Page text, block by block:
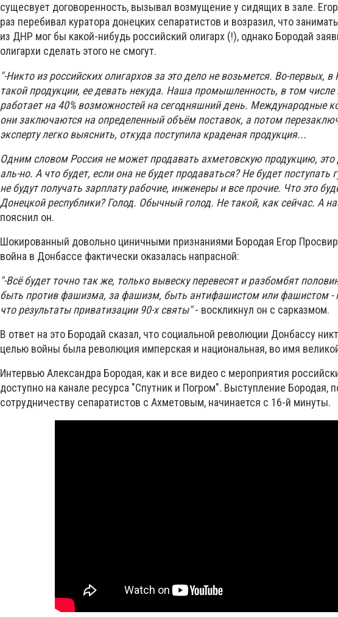
сущесвует договоренность, вызывал возмущение у сидящих в зале.
раз перебивал куратора донецких сепаратистов и возразил, что
из ДНР мог бы какой-нибудь российский олигарх (!), однако Бородай
олигархи сделать этого не смогут.
"-Никто из российских олигархов за это дело не возьмется. Во-первых, в
такой продукции, ее девать некуда. Наша промышленность, в том числе
работает на 40% возможностей на сегодняшний день. Международные
они заключаются на определенный объём поставок, а потом
эксперту легко выяснить, откуда поступила краденая продукция...
Одним словом Россия не может продавать ахметовскую продукцию, это
аль-но. А что будет, если она не будет продаваться? Не будет
не будут получать зарплату рабочие, инженеры и все прочие. Что это
Донецкой республики? Голод. Обычный голод. Не такой, как сейчас. А
пояснил он.
Шокированный довольно циничными признаниями Бородая Егор
война в Донбассе фактически оказалась напрасной:
"-Всё будет точно так же, только вывеску перевесят и разбомбят
быть против фашизма, за фашизм, быть антифашистом или фашистом -
что результаты приватизации 90-х святы"- воскликнул он с сарказмом.
В ответ на это Бородай сказал, что социальной революции Донбассу
целью войны была революция имперская и национальная, во имя
Интервью Александра Бородая, как и все видео с мероприятия
доступно на канале ресурса "Спутник и Погром". Выступление Бородая,
сотрудничеству сепаратистов с Ахметовым, начинается с 16-й минуты.